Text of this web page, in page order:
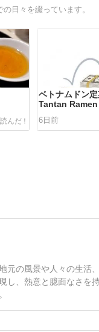
日々を綴っています。
ベトナムドン
Tantan Ramen
6日前
元の風景や人々の生活
し、熱意と臆面なさを